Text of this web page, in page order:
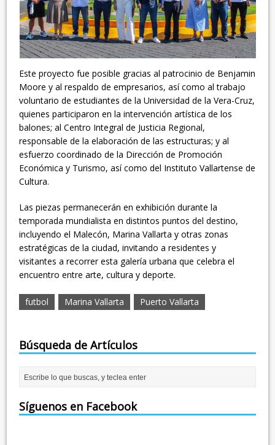
Este proyecto fue posible gracias al patrocinio de Benjamin
Moore y al respaldo de empresarios, así como al trabajo
voluntario de estudiantes de la Universidad de la Vera-Cruz,
quienes participaron en la intervención artística de los
balones; al Centro Integral de Justicia Regional,
responsable de la elaboración de las estructuras; y al
esfuerzo coordinado de la Dirección de Promoción
Económica y Turismo, así como del Instituto Vallartense de
Cultura.
Las piezas permanecerán en exhibición durante la
temporada mundialista en distintos puntos del destino,
incluyendo el Malecón, Marina Vallarta y otras zonas
estratégicas de la ciudad, invitando a residentes y
visitantes a recorrer esta galería urbana que celebra el
encuentro entre arte, cultura y deporte.
futbol Marina Vallarta Puerto Vallarta
Búsqueda de Artículos
Síguenos en Facebook